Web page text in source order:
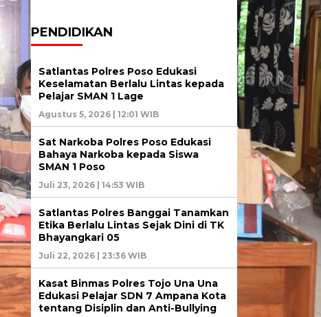
PENDIDIKAN
Satlantas Polres Poso Edukasi
Keselamatan Berlalu Lintas kepada
Pelajar SMAN 1 Lage
Agustus 5, 2026 | 12:01 WIB
Sat Narkoba Polres Poso Edukasi
Bahaya Narkoba kepada Siswa
SMAN 1 Poso
Juli 23, 2026 | 14:53 WIB
Satlantas Polres Banggai Tanamkan
Etika Berlalu Lintas Sejak Dini di TK
Bhayangkari 05
Juli 22, 2026 | 23:36 WIB
Kasat Binmas Polres Tojo Una Una
Edukasi Pelajar SDN 7 Ampana Kota
tentang Disiplin dan Anti-Bullying